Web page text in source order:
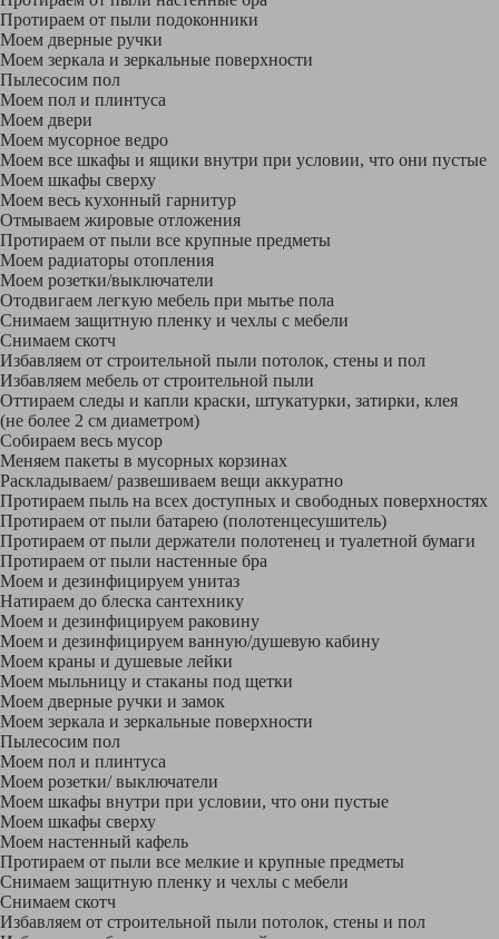
Протираем от пыли подоконники
Моем дверные ручки
Моем зеркала и зеркальные поверхности
Пылесосим пол
Моем пол и плинтуса
Моем двери
Моем мусорное ведро
Моем все шкафы и ящики внутри при условии, что они пустые
Моем шкафы сверху
Моем весь кухонный гарнитур
Отмываем жировые отложения
Протираем от пыли все крупные предметы
Моем радиаторы отопления
Моем розетки/выключатели
Отодвигаем легкую мебель при мытье пола
Снимаем защитную пленку и чехлы с мебели
Снимаем скотч
Избавляем от строительной пыли потолок, стены и пол
Избавляем мебель от строительной пыли
Оттираем следы и капли краски, штукатурки, затирки, клея
(не более 2 см диаметром)
Собираем весь мусор
Меняем пакеты в мусорных корзинах
Раскладываем/ развешиваем вещи аккуратно
Протираем пыль на всех доступных и свободных поверхностях
Протираем от пыли батарею (полотенцесушитель)
Протираем от пыли держатели полотенец и туалетной бумаги
Протираем от пыли настенные бра
Моем и дезинфицируем унитаз
Натираем до блеска сантехнику
Моем и дезинфицируем раковину
Моем и дезинфицируем ванную/душевую кабину
Моем краны и душевые лейки
Моем мыльницу и стаканы под щетки
Моем дверные ручки и замок
Моем зеркала и зеркальные поверхности
Пылесосим пол
Моем пол и плинтуса
Моем розетки/ выключатели
Моем шкафы внутри при условии, что они пустые
Моем шкафы сверху
Моем настенный кафель
Протираем от пыли все мелкие и крупные предметы
Снимаем защитную пленку и чехлы с мебели
Снимаем скотч
Избавляем от строительной пыли потолок, стены и пол